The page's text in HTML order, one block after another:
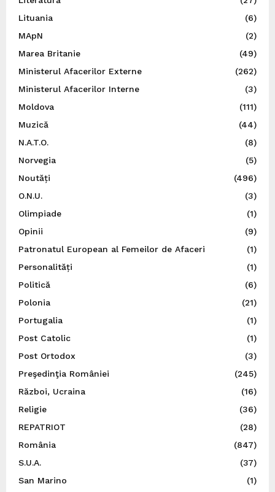
Lituania
(6)
MApN
(2)
Marea Britanie
(49)
Ministerul Afacerilor Externe
(262)
Ministerul Afacerilor Interne
(3)
Moldova
(111)
Muzică
(44)
N.A.T.O.
(8)
Norvegia
(5)
Noutăți
(496)
O.N.U.
(3)
Olimpiade
(1)
Opinii
(9)
Patronatul European al Femeilor de Afaceri
(1)
Personalități
(1)
Politică
(6)
Polonia
(21)
Portugalia
(1)
Post Catolic
(1)
Post Ortodox
(3)
Preşedinţia României
(245)
Război, Ucraina
(16)
Religie
(36)
REPATRIOT
(28)
România
(847)
S.U.A.
(37)
San Marino
(1)